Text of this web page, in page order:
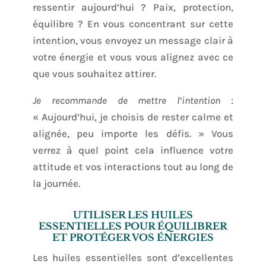
ressentir aujourd’hui ? Paix, protection,
équilibre ? En vous concentrant sur cette
intention, vous envoyez un message clair à
votre énergie et vous vous alignez avec ce
que vous souhaitez attirer.
Je recommande de mettre l’intention :
« Aujourd’hui, je choisis de rester calme et
alignée, peu importe les défis. » Vous
verrez à quel point cela influence votre
attitude et vos interactions tout au long de
la journée.
UTILISER LES HUILES
ESSENTIELLES POUR ÉQUILIBRER
ET PROTÉGER VOS ÉNERGIES
Les huiles essentielles sont d’excellentes